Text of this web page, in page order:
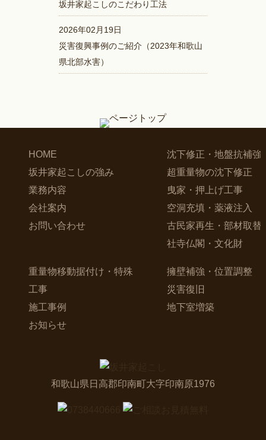
坂井家起こしのこだわり工法
2026年02月19日
災害復興事例のご紹介（2023年和歌山
県北部水害）
HOME
坂井家起こしの強み
業務内容
会社案内
お問い合わせ
沈下修正・地盤抗補強
超重量物の沈下修正
曳家・押上げ工事
空洞充填・薬液注入
古民家再生・部材取替
社寺仏閣・文化財
重量物移動据付け・特殊
工事
施工事例
お知らせ
擁壁補強・位置調整
災害復旧
地下室増築
和歌山県日高郡印南町大字印南原1976